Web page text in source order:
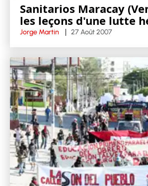
Sanitarios Maracay
les leçons d'une lutte
Jorge Martin 27 Août 2007